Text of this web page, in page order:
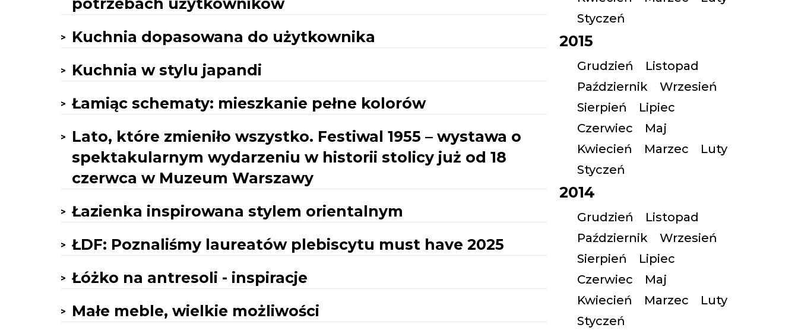
potrzebach użytkowników
Kuchnia dopasowana do użytkownika
Kuchnia w stylu japandi
Łamiąc schematy: mieszkanie pełne kolorów
Lato, które zmieniło wszystko. Festiwal 1955 – wystawa o
spektakularnym wydarzeniu w historii stolicy już od 18
czerwca w Muzeum Warszawy
Łazienka inspirowana stylem orientalnym
ŁDF: Poznaliśmy laureatów plebiscytu must have 2025
Łóżko na antresoli - inspiracje
Małe meble, wielkie możliwości
Styczeń
2015
Grudzień
Listopad
Październik
Wrzesień
Sierpień
Lipiec
Czerwiec
Maj
Kwiecień
Marzec
Luty
Styczeń
2014
Grudzień
Listopad
Październik
Wrzesień
Sierpień
Lipiec
Czerwiec
Maj
Kwiecień
Marzec
Luty
Styczeń